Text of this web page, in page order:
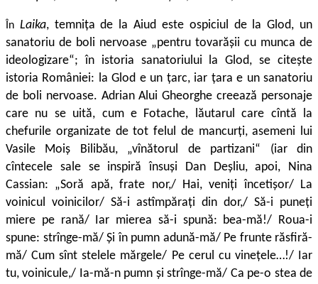
În Laika, temnița de la Aiud este ospiciul de la Glod, un
sanatoriu de boli nervoase „pentru tovarășii cu munca de
ideologizare“; în istoria sanatoriului la Glod, se citește
istoria României: la Glod e un țarc, iar țara e un sanato­riu
de boli nervoase. Adrian Alui Gheorghe creează personaje
care nu se uită, cum e Fotache, lăutarul care cîntă la
chefurile organizate de tot felul de mancurți, asemeni lui
Vasile Moiș Bilibău, „vînătorul de partiza­ni“ (iar din
cîntecele sale se inspiră însuși Dan Deșliu, apoi, Nina
Cassian: „Soră apă, frate nor,/ Hai, veniți încetișor/ La
voini­cul voinicilor/ Să-i astîmpărați din dor,/ Să-i puneți
miere pe ra­nă/ Iar mierea să-i spună: bea-mă!/ Roua-i
spune: strînge-mă/ Și în pumn adună-mă/ Pe frunte răsfiră-
mă/ Cum sînt stelele mărgele/ Pe cerul cu vinețele…!/ Iar
tu, voinicule,/ Ia-mă-n pumn și strînge-mă/ Ca pe-o stea de